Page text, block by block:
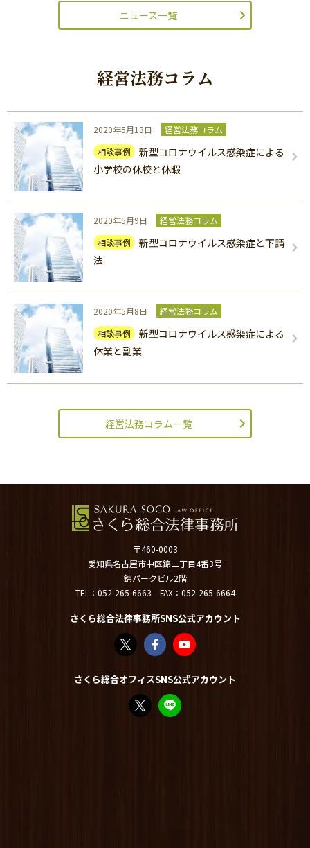
ニュース一覧
経営法務コラム
2020年5月13日
経営法務コラム
相談事例
新型コロナウイルス感染症による
小学校の休校と休暇
2020年5月9日
経営法務コラム
相談事例
新型コロナウイルス感染症と下請
法
2020年5月8日
経営法務コラム
相談事例
新型コロナウイルス感染症による
休業と副業
経営法務コラム一覧
〒460-0003
愛知県名古屋市中区錦二丁目4番3号
錦パークビル2階
TEL： 052-265-6663 FAX：052-265-6664
さくら総合法律事務所SNS公式アカウント
さくら総合法律事務所（@sakurasogolaw
さくら総合法律事務所 | Facebook
さくら総合法律事務所 -
さくら総合オフィスSNS公式アカウント
FP竹内美土璃（@fpsakurasogo）さん
教えてみどり先生【公式LINE】